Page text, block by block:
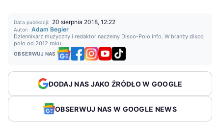
Data publikacji: 20 sierpnia 2018, 12:22
Autor: Adam Begier
Dziennikarz muzyczny i redaktor naczelny Disco-Polo.info. W branży disco
polo od 2012 roku.
OBSERWUJ NAS
DODAJ NAS JAKO ŹRÓDŁO W GOOGLE
OBSERWUJ NAS W GOOGLE NEWS